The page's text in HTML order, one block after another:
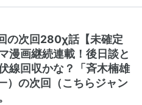
の次回280χ話【未確定
漫画継続連載！後日談と
線回収かな？「斉木楠雄
）の次回（こちらジャン